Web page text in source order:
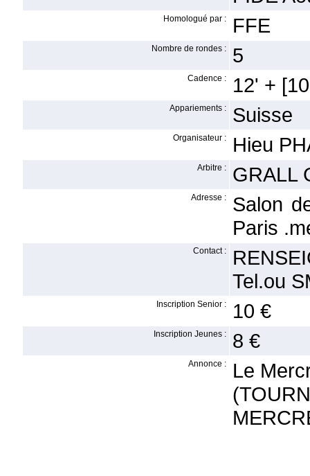
Homologué par : FFE
Nombre de rondes : 5
Cadence : 12' +
Appariements : Suisse
Organisateur : Hieu
Arbitre : GRALL
Adresse :
Salon
Paris
Contact :
Tel.ou
Inscription Senior : 10 €
Inscription Jeunes : 8 €
Annonce :
Le